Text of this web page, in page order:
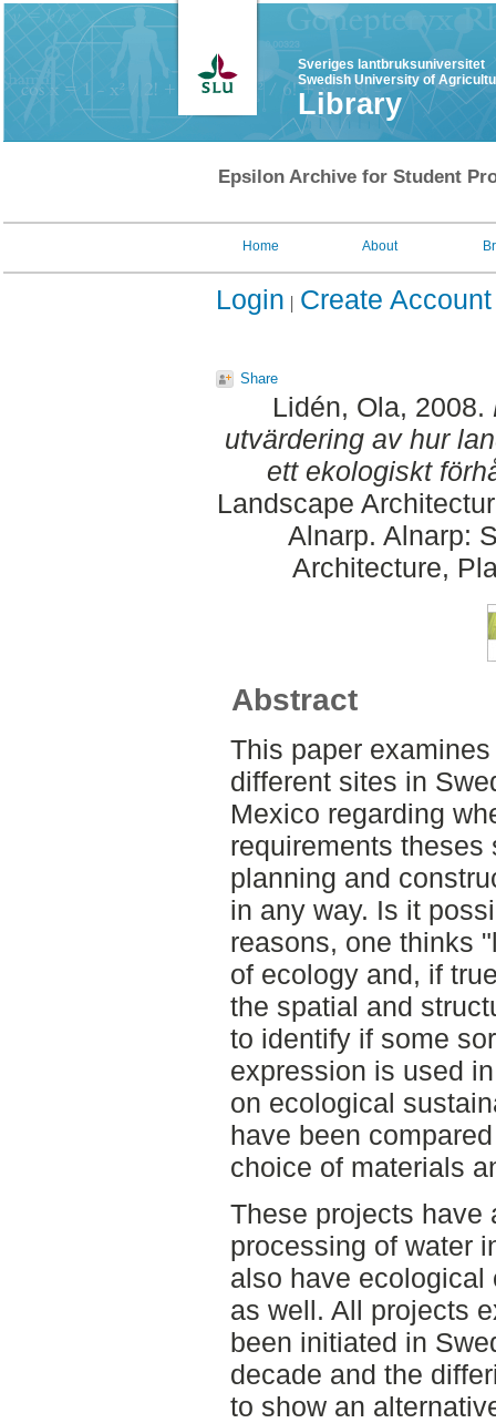
Sveriges lantbruksuniversitet
Swedish University of
Library
Epsilon Archive for Student
Home About
Login Create Account
Share
Lidén, Ola, 2008.
utvärdering av hur
ett ekologiskt
Landscape
Alnarp. Alnarp:
Architecture,
Abstract
This paper
different sites in
Mexico regarding
requirements
planning and
in any way. Is it
reasons, one thinks
of ecology and, if
the spatial and
to identify if some
expression is used
on ecological
have been
choice of materials
These projects have
processing of water
also have ecological
as well. All projects
been initiated in
decade and the
to show an